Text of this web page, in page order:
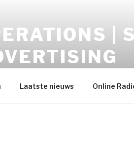
|
Laatste nieuws Online